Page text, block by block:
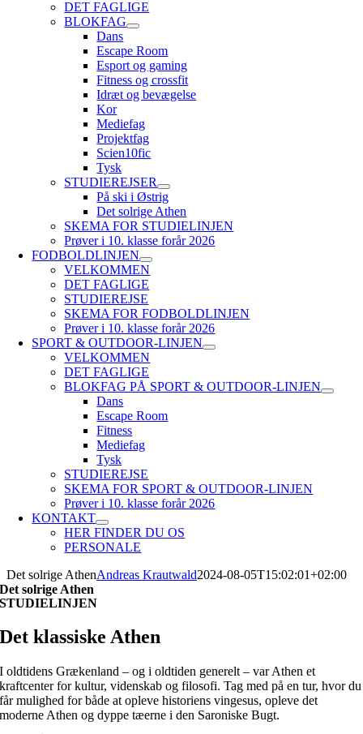
DET FAGLIGE
BLOKFAG
Dans
Escape Room
Esport og gaming
Fitness og crossfit
Idræt og bevægelse
Kor
Mediefag
Projektfag
Scien10fic
Tysk
STUDIEREJSER
På ski i Østrig
Det solrige Athen
SKEMA FOR STUDIELINJEN
Prøver i 10. klasse forår 2026
FODBOLDLINJEN
VELKOMMEN
DET FAGLIGE
STUDIEREJSE
SKEMA FOR FODBOLDLINJEN
Prøver i 10. klasse forår 2026
SPORT & OUTDOOR-LINJEN
VELKOMMEN
DET FAGLIGE
BLOKFAG PÅ SPORT & OUTDOOR-LINJEN
Dans
Escape Room
Fitness
Mediefag
Tysk
STUDIEREJSE
SKEMA FOR SPORT & OUTDOOR-LINJEN
Prøver i 10. klasse forår 2026
KONTAKT
HER FINDER DU OS
PERSONALE
Det solrige AthenAndreas Krautwald2024-08-05T15:02:01+02:00
Det solrige Athen
STUDIELINJEN
Det klassiske Athen
I oldtidens Grækenland – og i oldtiden generelt – var Athen et
kraftcenter for kultur, videnskab og filosofi. Tag med på en tur, hvor du
får mulighed for både at opleve historiens vingesus, opleve det
moderne Athen og dyppe tæerne i den Saroniske Bugt.